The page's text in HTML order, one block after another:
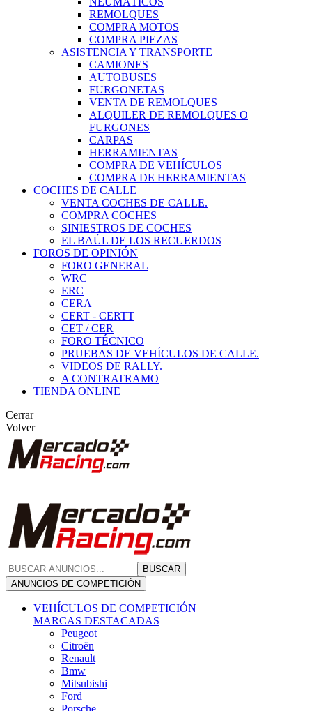
REMOLQUES
COMPRA MOTOS
COMPRA PIEZAS
ASISTENCIA Y TRANSPORTE
CAMIONES
AUTOBUSES
FURGONETAS
VENTA DE REMOLQUES
ALQUILER DE REMOLQUES O
FURGONES
CARPAS
HERRAMIENTAS
COMPRA DE VEHÍCULOS
COMPRA DE HERRAMIENTAS
COCHES DE CALLE
VENTA COCHES DE CALLE.
COMPRA COCHES
SINIESTROS DE COCHES
EL BAÚL DE LOS RECUERDOS
FOROS DE OPINIÓN
FORO GENERAL
WRC
ERC
CERA
CERT - CERTT
CET / CER
FORO TÉCNICO
PRUEBAS DE VEHÍCULOS DE CALLE.
VIDEOS DE RALLY.
A CONTRATRAMO
TIENDA ONLINE
Cerrar
Volver
BUSCAR
ANUNCIOS DE COMPETICIÓN
VEHÍCULOS DE COMPETICIÓN
MARCAS DESTACADAS
Peugeot
Citroën
Renault
Bmw
Mitsubishi
Ford
Porsche
Skoda